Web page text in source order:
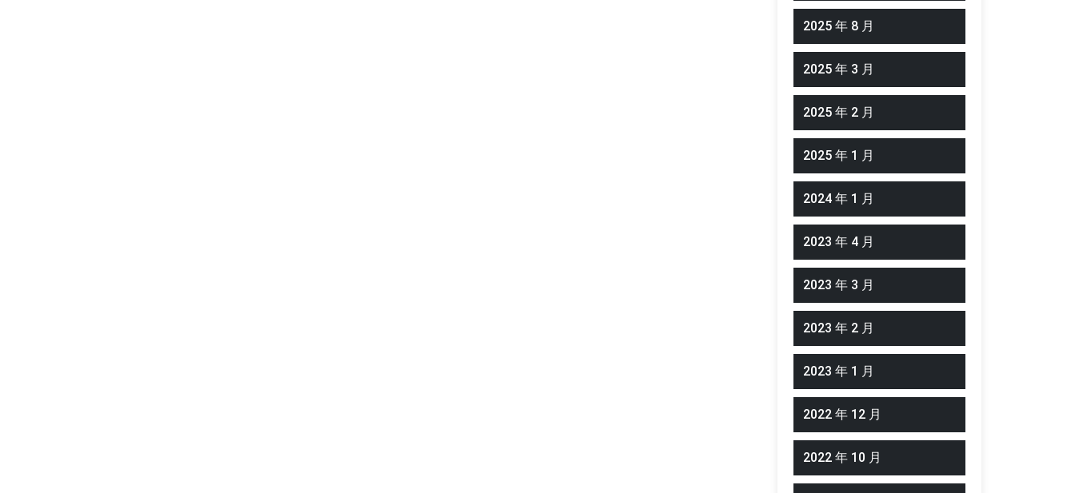
2025 年 8 月
2025 年 3 月
2025 年 2 月
2025 年 1 月
2024 年 1 月
2023 年 4 月
2023 年 3 月
2023 年 2 月
2023 年 1 月
2022 年 12 月
2022 年 10 月